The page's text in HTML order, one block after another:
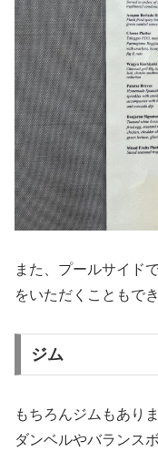
また、プールサイド
をいただくこともでき
ジム
もちろんジムもあり
ダンベルやバランス